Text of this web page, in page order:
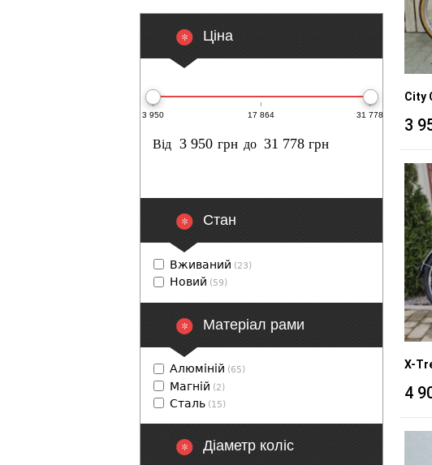
City
3
X-
4
Ціна
3 950 17 864 31 778
Від грн до грн
Cтан
Вживаний (23)
Новий (59)
Матеріал рами
Алюміній (65)
Магній (2)
Сталь (15)
Діаметр коліс